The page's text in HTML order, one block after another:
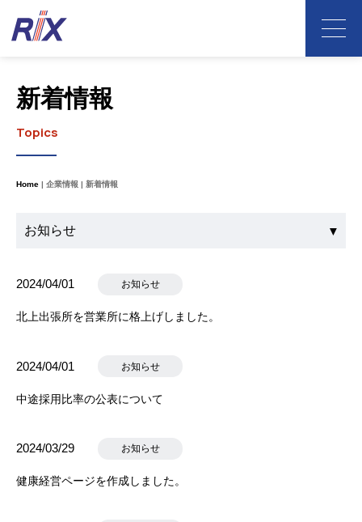
Home 企業情報 新着情報
新着情報
Topics
2024/04/01 お知らせ
北上出張所を営業所に格上げしました。
2024/04/01 お知らせ
中途採用比率の公表について
2024/03/29 お知らせ
健康経営ページを作成しました。